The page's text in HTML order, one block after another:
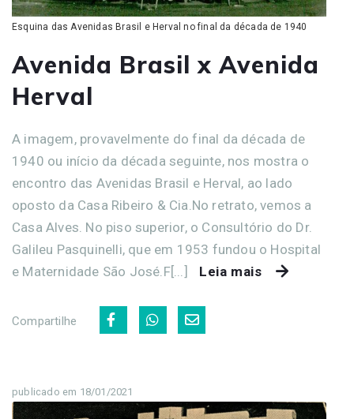
Esquina das Avenidas Brasil e Herval no final da década de 1940
Avenida Brasil x Avenida
Herval
A imagem, provavelmente do final da década de
1940 ou início da década seguinte, nos mostra o
encontro das Avenidas Brasil e Herval, ao lado
oposto da Casa Ribeiro & Cia.No retrato, vemos a
Casa Alves. No piso superior, o Consultório do Dr.
Galileu Pasquinelli, que em 1953 fundou o Hospital
e Maternidade São José.F[...]
Leia mais
Compartilhe
publicado em 18/01/2021